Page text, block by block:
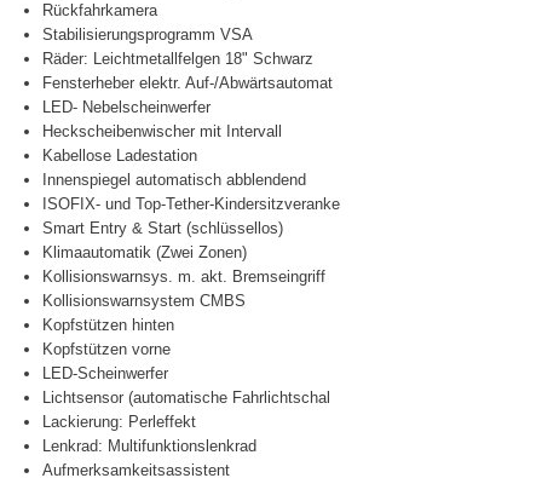
Rückfahrkamera
Stabilisierungsprogramm VSA
Räder: Leichtmetallfelgen 18" Schwarz
Fensterheber elektr. Auf-/Abwärtsautomat
LED- Nebelscheinwerfer
Heckscheibenwischer mit Intervall
Kabellose Ladestation
Innenspiegel automatisch abblendend
ISOFIX- und Top-Tether-Kindersitzveranke
Smart Entry & Start (schlüssellos)
Klimaautomatik (Zwei Zonen)
Kollisionswarnsys. m. akt. Bremseingriff
Kollisionswarnsystem CMBS
Kopfstützen hinten
Kopfstützen vorne
LED-Scheinwerfer
Lichtsensor (automatische Fahrlichtschal
Lackierung: Perleffekt
Lenkrad: Multifunktionslenkrad
Aufmerksamkeitsassistent